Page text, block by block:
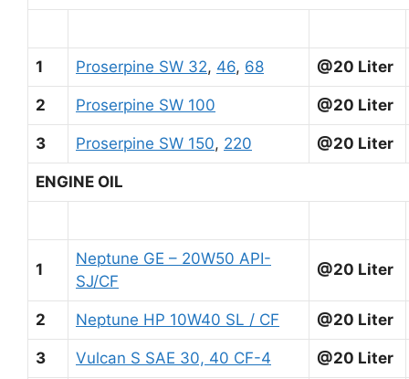
1 Proserpine SW 32, 46, 68 @20 Liter
2 Proserpine SW 100 @20 Liter
3 Proserpine SW 150, 220 @20 Liter
ENGINE OIL
1
Neptune GE – 20W50 API-
SJ/CF
@20 Liter
2 Neptune HP 10W40 SL / CF @20 Liter
3 Vulcan S SAE 30, 40 CF-4 @20 Liter